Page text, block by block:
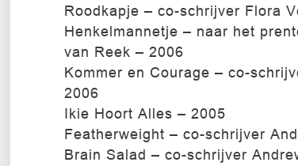
Roodkapje – co-schrijver Flora
Henkelmannetje – naar het
van Reek – 2006
Kommer en Courage – co-
2006
Ikie Hoort Alles – 2005
Featherweight – co-schrijver
Brain Salad – co-schrijver